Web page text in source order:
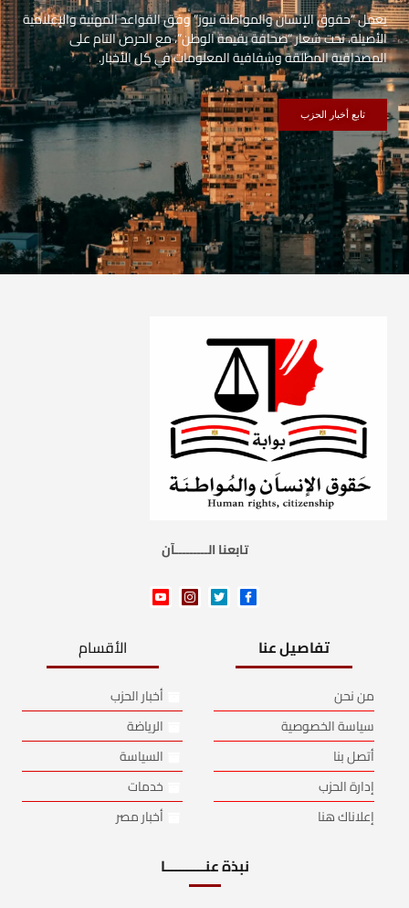
يعمل “حقوق الإنسان والمواطنة نيوز” وفق القواعد المهنية والإعلامية
الأصيلة، تحت شعار “صحافة بقيمة الوطن”، مع الحرص التام على
المصداقية المطلقة وشفافية المعلومات في كل الأخبار.
تابع أخبار الحزب
تابعنا الـــــــــآن
تفاصيل عنا
من نحن
سياسة الخصوصية
أتصل بنا
إدارة الحزب
إعلاناك هنا
الأقسام
أخبار الحزب
الرياضة
السياسة
خدمات
أخبار مصر
نبذة عنـــــــــــا